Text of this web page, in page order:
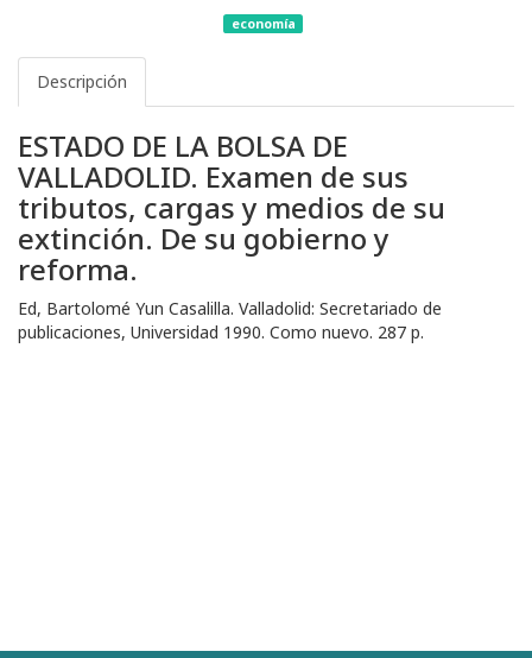
economía
Descripción
ESTADO DE LA BOLSA DE
VALLADOLID. Examen de sus
tributos, cargas y medios de su
extinción. De su gobierno y
reforma.
Ed, Bartolomé Yun Casalilla. Valladolid: Secretariado de
publicaciones, Universidad 1990. Como nuevo. 287 p.